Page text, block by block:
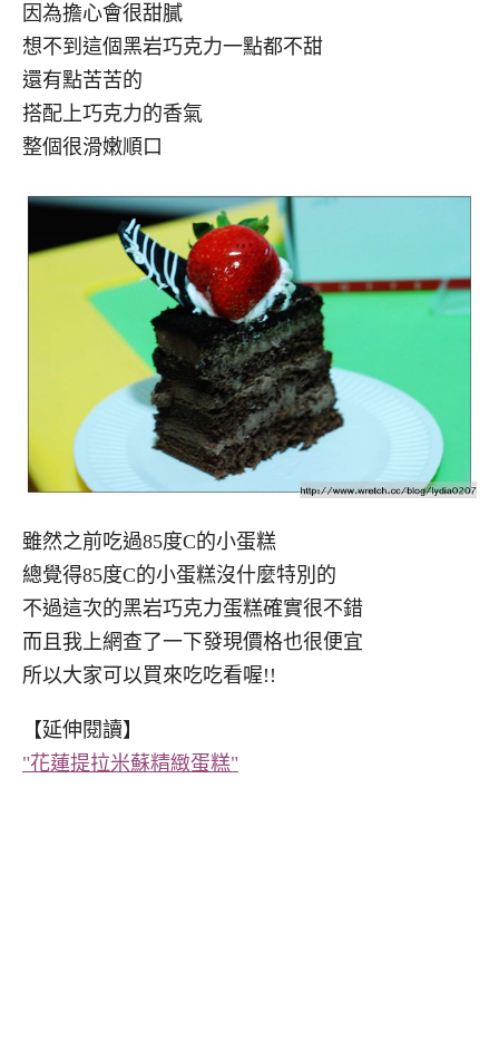
因為擔心會很甜膩
想不到這個黑岩巧克力一點都不甜
還有點苦苦的
搭配上巧克力的香氣
整個很滑嫩順口
雖然之前吃過85度C的小蛋糕
總覺得85度C的小蛋糕沒什麼特別的
不過這次的黑岩巧克力蛋糕確實很不錯
而且我上網查了一下發現價格也很便宜
所以大家可以買來吃吃看喔!!
【延伸閱讀】
"花蓮提拉米蘇精緻蛋糕"